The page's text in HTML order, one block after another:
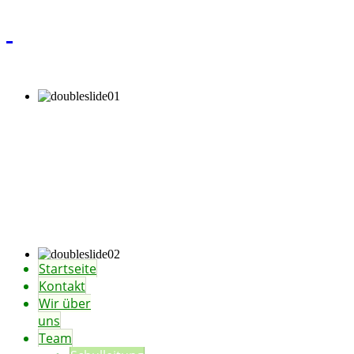
Startseite
Kontakt
Wir über
uns
Team